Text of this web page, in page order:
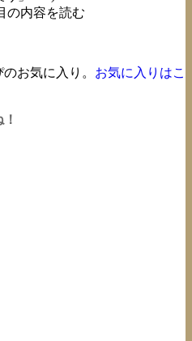
の内容を読む
お気に入り。 お気に入りはこ